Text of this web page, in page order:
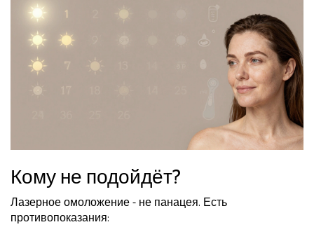
Кому не подойдёт?
Лазерное омоложение - не панацея. Есть
противопоказания: